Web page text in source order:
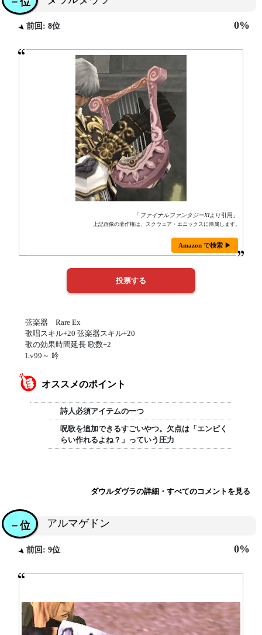
前回: 8位 0%
「 ファイナルファンタジーXIより引用」
上記画像の著作権は、スクウェア・エニックスに帰属します。
Amazon で検索 ▶
弦楽器 Rare Ex
歌唱スキル+20 弦楽器スキル+20
歌の効果時間延長 歌数+2
Lv99～ 吟
オススメのポイント
詩人必須アイテムの一つ
呪歌を追加できるすごいやつ。欠点は「エンピく
らい作れるよね？」っていう圧力
ダウルダヴラの詳細・すべてのコメントを見る
アルマゲドン
－位
前回: 9位 0%